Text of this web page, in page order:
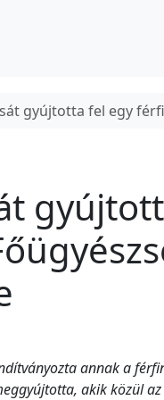
gyújtotta fel egy
annak a
akik közül